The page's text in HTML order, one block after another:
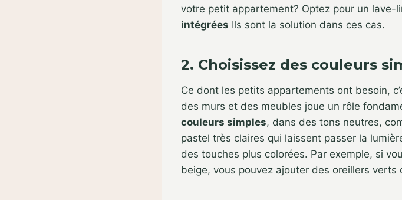
votre petit appartement? Optez pour un lave-
intégrées Ils sont la solution dans ces cas.
2. Choisissez des couleurs
Ce dont les petits appartements ont besoin,
des murs et des meubles joue un rôle
couleurs simples, dans des tons neutres,
pastel très claires qui laissent passer la
des touches plus colorées. Par exemple, si
beige, vous pouvez ajouter des oreillers verts